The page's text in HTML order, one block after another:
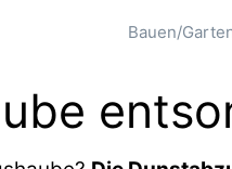
Bauen/